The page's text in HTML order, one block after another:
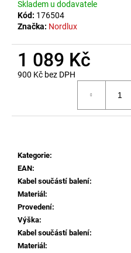
Skladem u dodavatele
Kód: 176504
Značka: Nordlux
1 089 Kč
900 Kč bez DPH
Kategorie:
EAN:
Kabel součástí balení:
Materiál:
Provedení:
Výška:
Kabel součástí balení:
Materiál:
D
o
p
o
e
VÝPRODEJ
LED2
SPOT
B,
W
ZÁPUSTNÉ